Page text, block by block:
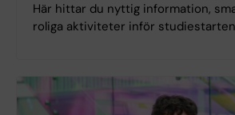
Här hittar du nyttig information,
roliga aktiviteter inför